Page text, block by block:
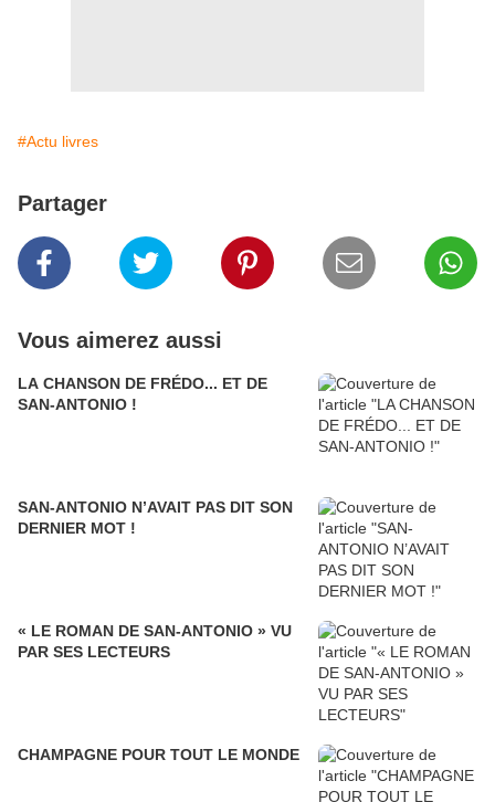
#Actu livres
Partager
Vous aimerez aussi
LA CHANSON DE FRÉDO... ET DE
SAN-ANTONIO !
SAN-ANTONIO N’AVAIT PAS DIT SON
DERNIER MOT !
« LE ROMAN DE SAN-ANTONIO » VU
PAR SES LECTEURS
CHAMPAGNE POUR TOUT LE MONDE